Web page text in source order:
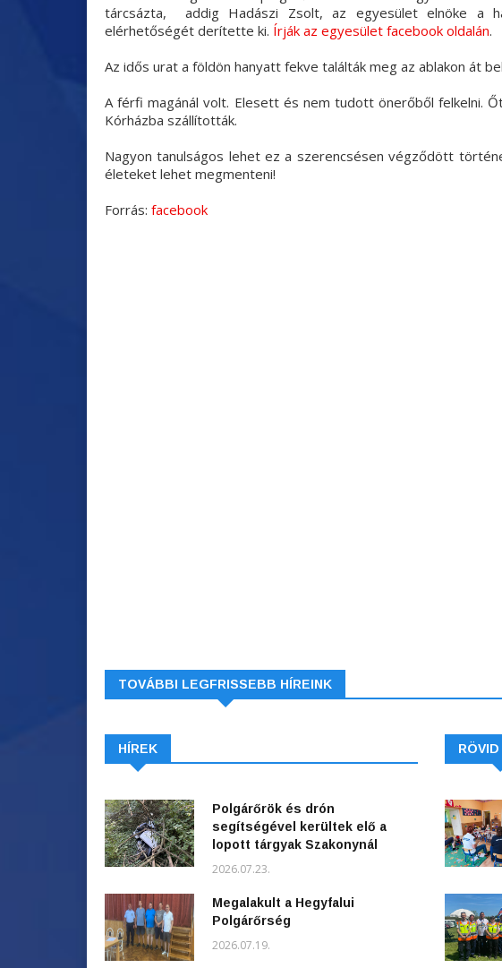
tárcsázta,
addig Hadászi Zsolt, az egyesület elnöke a
elérhetőségét derítette ki. Írják az egyesület facebook oldalán.
Az idős urat a földön hanyatt fekve találták meg az ablakon át
A férfi magánál volt. Elesett és nem tudott önerőből felkelni.
Kórházba szállították.
Nagyon tanulságos lehet ez a szerencsésen végződött
életeket lehet megmenteni!
Forrás: facebook
TOVÁBBI LEGFRISSEBB HÍREINK
HÍREK
Polgárőrök és drón
segítségével kerültek elő a
lopott tárgyak Szakonynál
2026.07.23.
Megalakult a Hegyfalui
Polgárőrség
2026.07.19.